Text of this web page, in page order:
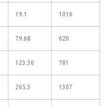
19.1 1016
79.68 620
123.36 781
265.3 1307